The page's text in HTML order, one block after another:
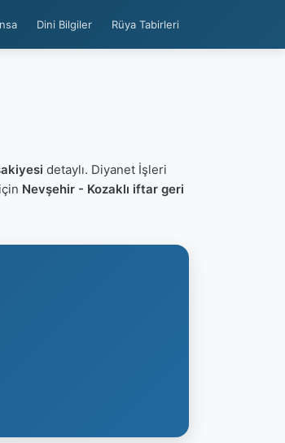
Dini Bilgiler Rüya Tabirleri
detaylı. Diyanet İşleri
Nevşehir - Kozaklı iftar geri